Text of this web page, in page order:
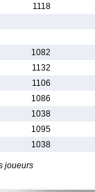
1118
1082
1132
1106
1086
1038
1095
1038
joueurs